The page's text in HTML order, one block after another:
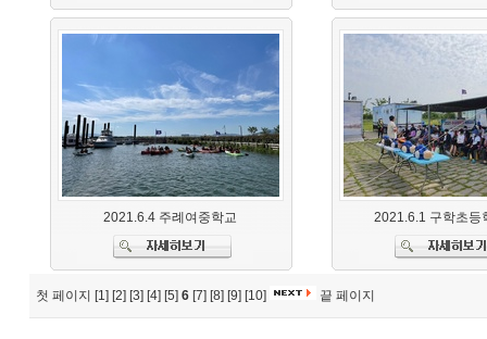
2021.6.4 주례여중학교 2021.6.1 구학초등
첫 페이지 [1] [2] [3] [4] [5] 6 [7] [8] [9] [10] 끝 페이지